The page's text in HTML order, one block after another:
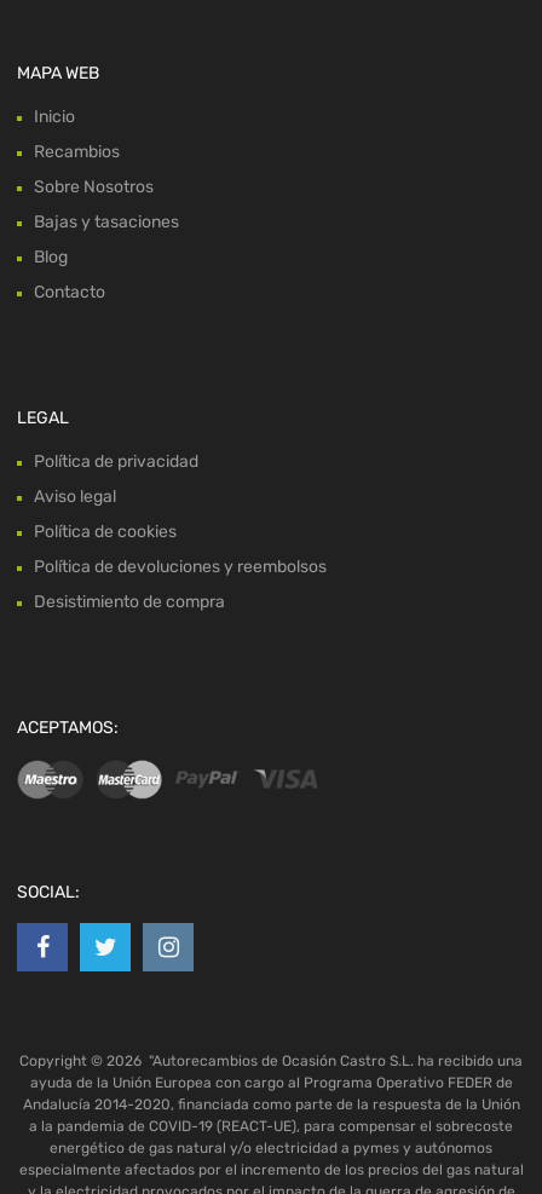
MAPA WEB
Inicio
Recambios
Sobre Nosotros
Bajas y tasaciones
Blog
Contacto
LEGAL
Política de privacidad
Aviso legal
Política de cookies
Política de devoluciones y reembolsos
Desistimiento de compra
ACEPTAMOS:
SOCIAL:
Copyright © 2026 "Autorecambios de Ocasión Castro S.L. ha recibido una
ayuda de la Unión Europea con cargo al Programa Operativo FEDER de
Andalucía 2014-2020, financiada como parte de la respuesta de la Unión
a la pandemia de COVID-19 (REACT-UE), para compensar el sobrecoste
energético de gas natural y/o electricidad a pymes y autónomos
especialmente afectados por el incremento de los precios del gas natural